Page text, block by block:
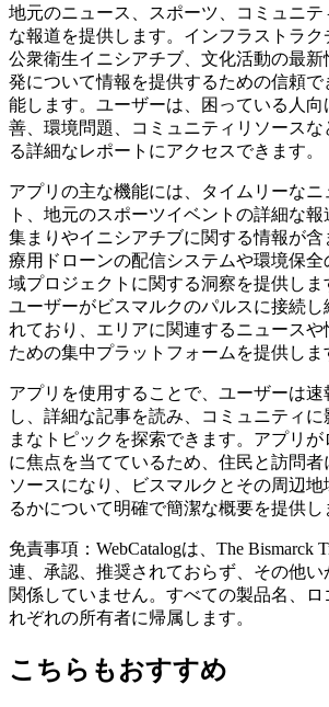
地元のニュース、スポーツ、コミュニ
な報道を提供します。インフラストラク
公衆衛生イニシアチブ、文化活動の最新
発について情報を提供するための信頼
能します。ユーザーは、困っている人
善、環境問題、コミュニティリソース
る詳細なレポートにアクセスできます。
アプリの主な機能には、タイムリーな
ト、地元のスポーツイベントの詳細な
集まりやイニシアチブに関する情報が
療用ドローンの配信システムや環境保
域プロジェクトに関する洞察を提供しま
ユーザーがビスマルクのパルスに接続し
れており、エリアに関連するニュースや
ための集中プラットフォームを提供しま
アプリを使用することで、ユーザーは
し、詳細な記事を読み、コミュニティ
まなトピックを探索できます。アプリ
に焦点を当てているため、住民と訪問者
ソースになり、ビスマルクとその周辺
るかについて明確で簡潔な概要を提供し
免責事項：WebCatalogは、The Bismarck
連、承認、推奨されておらず、その他い
関係していません。すべての製品名、
れぞれの所有者に帰属します。
こちらもおすすめ